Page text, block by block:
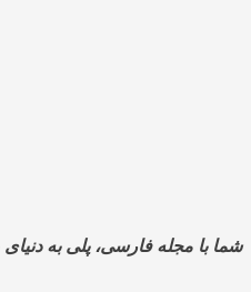
شما با مجله فارسی، پلی به